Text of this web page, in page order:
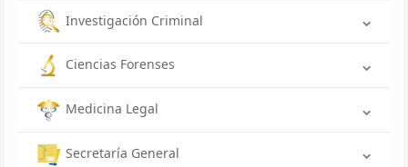
Investigación Criminal
Ciencias Forenses
Medicina Legal
Secretaría General